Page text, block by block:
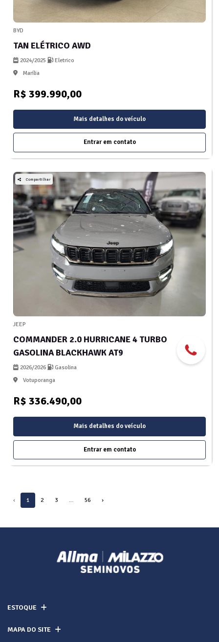
BYD
TAN ELÉTRICO AWD
2024/2025
Eletrico
Marília
R$ 399.990,00
Mais detalhes do veículo
Entrar em contato
Compartilhar
JEEP
COMMANDER 2.0 HURRICANE 4 TURBO
GASOLINA BLACKHAWK AT9
2026/2026
Gasolina
Votuporanga
R$ 336.490,00
Mais detalhes do veículo
Entrar em contato
‹ 1 2 3 ... 56 ›
ESTOQUE
MAPA DO SITE